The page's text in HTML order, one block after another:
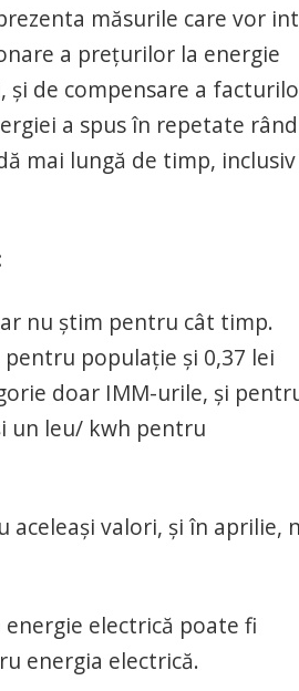
măsurile care vor
a prețurilor la energie
și de compensare a
a spus în repetate
mai lungă de timp, inclusiv
nu știm pentru cât timp.
populație și 0,37 lei
doar IMM-urile, și
un leu/ kwh pentru
aceleași valori, și în aprilie,
electrică poate fi
energia electrică.